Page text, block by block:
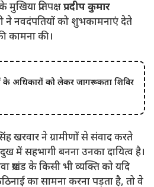
प्रतिपक्षप्रदीप कुमार
ने नवदंपतियों को शुभकामनाएं देते
कामना की।
के अधिकारों को लेकर जागरूकता शिविर
खरवार ने ग्रामीणों से संवाद करते
सहभागी बनना उनका दायित्व है।
प्रखंड के किसी भी व्यक्ति को यदि
का सामना करना पड़ता है, तो वे